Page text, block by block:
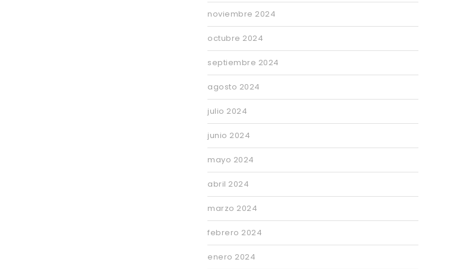
noviembre 2024
octubre 2024
septiembre 2024
agosto 2024
julio 2024
junio 2024
mayo 2024
abril 2024
marzo 2024
febrero 2024
enero 2024